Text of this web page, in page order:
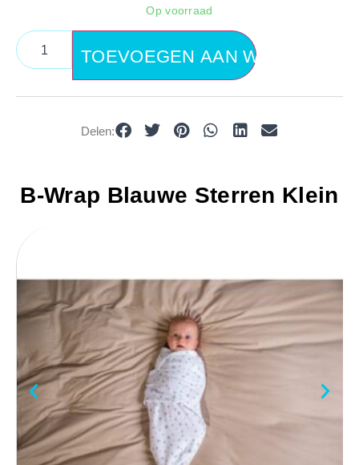
B-Wrap Blauwe Sterren Klein
Op voorraad
TOEVOEGEN AAN
Delen: